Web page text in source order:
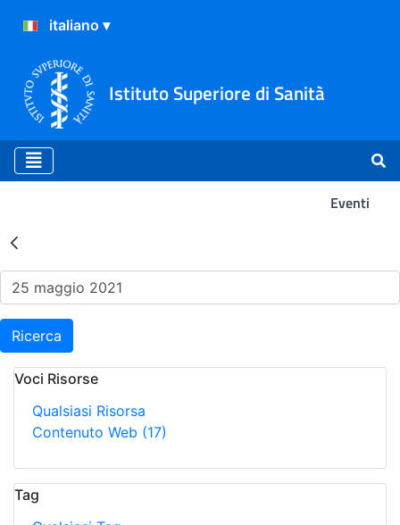
Istituto Superiore di Sanità
Eventi
Risultati della Ricerca -
Ricerca
Voci Risorse
Qualsiasi Risorsa
Contenuto Web (17)
Tag